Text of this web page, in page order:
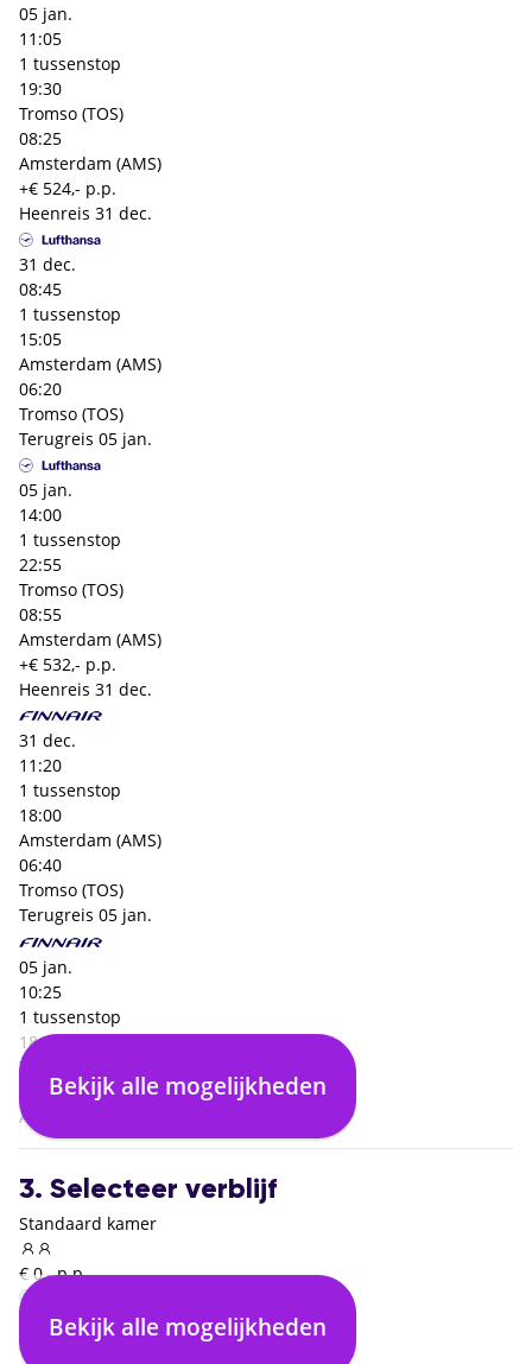
05 jan.
11:05
1 tussenstop
19:30
Tromso (TOS)
08:25
Amsterdam (AMS)
+€ 524,- p.p.
Heenreis 31 dec.
31 dec.
08:45
1 tussenstop
15:05
Amsterdam (AMS)
06:20
Tromso (TOS)
Terugreis 05 jan.
05 jan.
14:00
1 tussenstop
22:55
Tromso (TOS)
08:55
Amsterdam (AMS)
+€ 532,- p.p.
Heenreis 31 dec.
31 dec.
11:20
1 tussenstop
18:00
Amsterdam (AMS)
06:40
Tromso (TOS)
Terugreis 05 jan.
05 jan.
10:25
1 tussenstop
18:00
Tromso (TOS)
07:35
Amsterdam (AMS)
Bekijk alle mogelijkheden
3. Selecteer verblijf
Standaard kamer
€ 0,- p.p.
Logies en ontbijt
€ 0,- p.p.
Bekijk alle mogelijkheden